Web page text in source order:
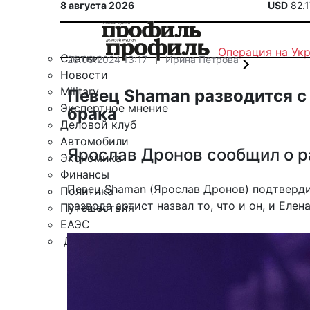
8 августа 2026 USD
Статьи
Новости
Military
Экспертное мнение
Деловой клуб
Автомобили
Экономика
Финансы
Политика
Путешествия
ЕАЭС
Другие рубрики
Операция на
26.09.2024 13:17 Ирина Петрова
Певец Shaman разводится
брака
Ярослав Дронов сообщил о
Певец Shaman (Ярослав Дронов)
развода артист назвал то, что и он, и